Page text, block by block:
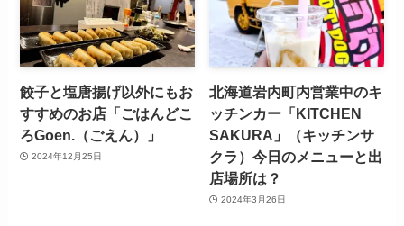
餃子と塩唐揚げ以外にもお
すすめのお店「ごはんどこ
ろGoen.（ごえん）」
2024年12月25日
北海道岩内町内営業中のキ
ッチンカー「KITCHEN
SAKURA」（キッチンサ
クラ）今日のメニューと出
店場所は？
2024年3月26日